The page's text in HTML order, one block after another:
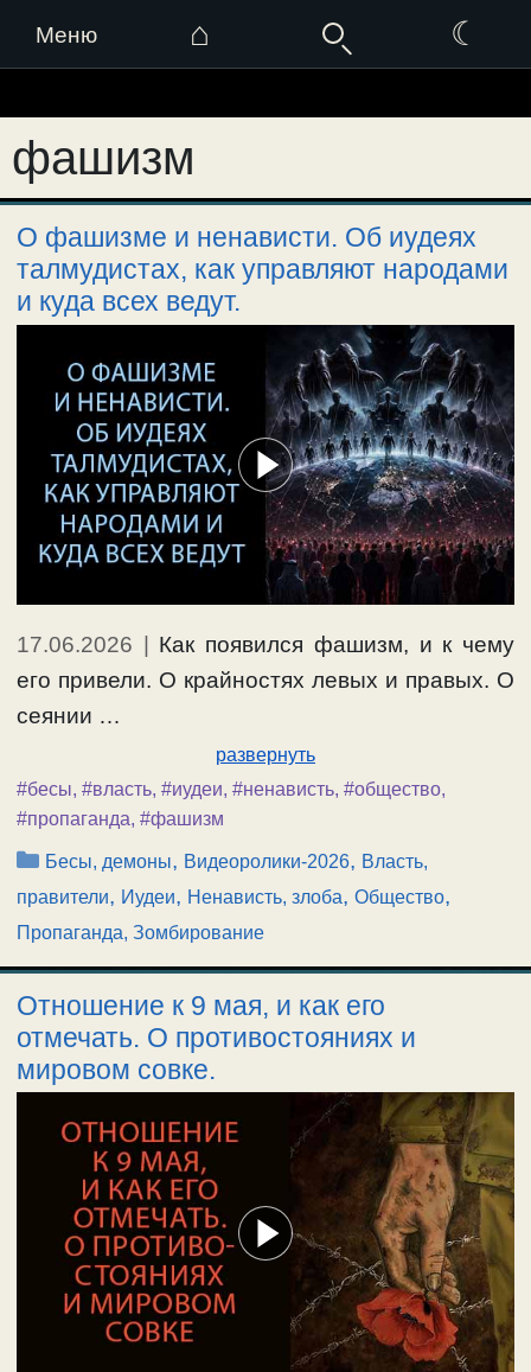
Меню ⌂ ☾
к
содержимому
фашизм
О фашизме и ненависти. Об иудеях
талмудистах, как управляют народами
и куда всех ведут.
17.06.2026 | Как появился фашизм, и к чему
его привели. О крайностях левых и правых. О
сеянии …
развернуть
#бесы, #власть, #иудеи, #ненависть, #общество,
#пропаганда, #фашизм
Рубрики
Бесы, демоны, Видеоролики-2026, Власть,
правители, Иудеи, Ненависть, злоба, Общество,
Пропаганда, Зомбирование
Отношение к 9 мая, и как его
отмечать. О противостояниях и
мировом совке.